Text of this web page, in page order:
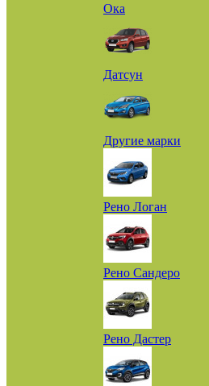
Ока
Датсун
Другие марки
Рено Логан
Рено Сандеро
Рено Дастер